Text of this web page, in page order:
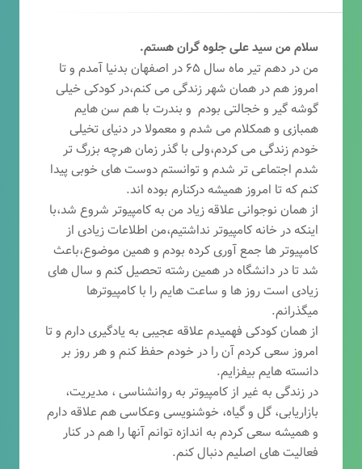
سلام من سید علی جلوه گران هستم.
من در دهم تیر ماه سال ۶۵ در اصفهان بدنیا آمدم و تا
امروز هم در همان شهر زندگی می کنم،در کودکی خیلی
گوشه گیر و خجالتی بودم و بندرت با هم سن هایم
همبازی و همکلام می شدم و معمولا در دنیای تخیلی
خودم زندگی می کردم،ولی با گذر زمان هرچه بزرگ تر
شدم اجتماعی تر شدم و توانستم دوست های خوبی پیدا
کنم که تا امروز همیشه درکنارم بوده اند.
از همان نوجوانی علاقه زیاد من به کامپیوتر شروع شد،با
اینکه در خانه کامپیوتر نداشتیم،من اطلاعات زیادی از
کامپیوتر ها جمع آوری کرده بودم و همین موضوع،باعث
شد تا در دانشگاه در همین رشته تحصیل کنم و سال های
زیادی است روز ها و ساعت هایم را با کامپیوترها
میگذرانم.
از همان کودکی فهمیدم علاقه عجیبی به یادگیری دارم و تا
امروز سعی کردم آن را در خودم حفظ کنم و هر روز بر
دانسته هایم بیفزایم.
در زندگی به غیر از کامپیوتر به روانشناسی ، مدیریت،
بازاریابی، گل و گیاه، خوشنویسی وعکاسی هم علاقه دارم
و همیشه سعی کردم به اندازه توانم آنها را هم در کنار
فعالیت های اصلیم دنبال کنم.